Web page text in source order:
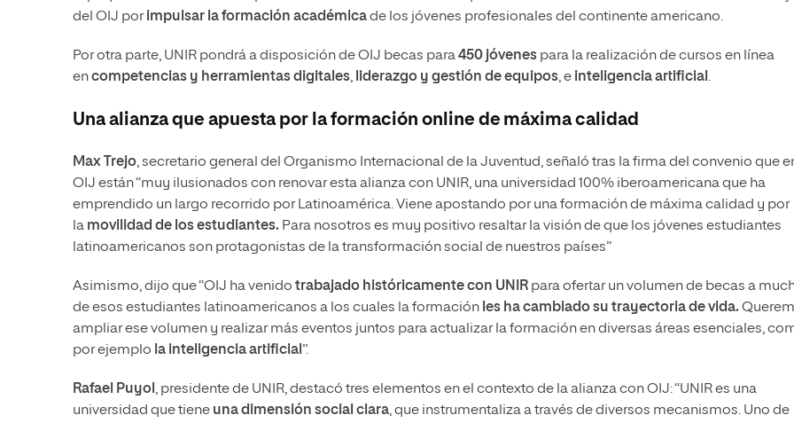
del OIJ porimpulsar la formación académicade los jóvenes profesionales del continente americano.
Por otra parte, UNIR pondrá a disposición de OIJ becas para450 jóvenes para la realización de cursos en línea
encompetencias y herramientas digitales, liderazgo y gestión de equipos, e inteligencia artificial .
Una alianza que apuesta por la formación online de máxima calidad
Max Trejo, secretario general del Organismo Internacional de la Juventud, señaló tras la firma del convenio que
OIJ están “muy ilusionados con renovar esta alianza con UNIR, una universidad 100% iberoamericana que ha
emprendido un largo recorrido por Latinoamérica. Viene apostando por una formación de máxima calidad y por
la movilidad de los estudiantes. Para nosotros es muy positivo resaltar la visión de que los jóvenes estudiantes
latinoamericanos son protagonistas de la transformación social de nuestros países”
Asimismo, dijo que “OIJ ha venido trabajado históricamente con UNIR para ofertar un volumen de becas a
de esos estudiantes latinoamericanos a los cuales la formación les ha cambiado su trayectoria de vida.
ampliar ese volumen y realizar más eventos juntos para actualizar la formación en diversas áreas esenciales,
por ejemplo la inteligencia artificial ”.
Rafael Puyol , presidente de UNIR, destacó tres elementos en el contexto de la alianza con OIJ: “UNIR es una
universidad que tiene una dimensión social clara, que instrumentaliza a través de diversos mecanismos. Uno de